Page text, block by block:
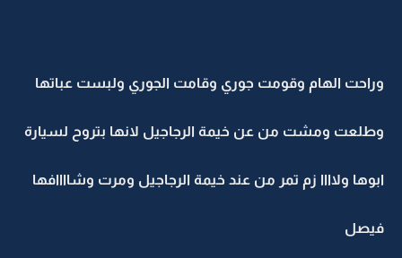
وراحت الهام وقومت جوري وقامت الجوري ولبست عباتها
وطلعت ومشت من عن خيمة الرجاجيل لانها بتروح لسيارة
ابوها ولاااا زم تمر من عند خيمة الرجاجيل ومرت وشاااافها
فيصل